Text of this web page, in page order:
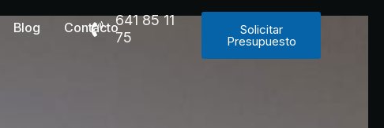
Blog Contacto641 85 11
75
Solicitar
Presupuesto